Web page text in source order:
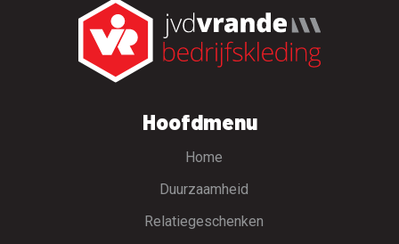
Hoofdmenu
Home
Duurzaamheid
Relatiegeschenken